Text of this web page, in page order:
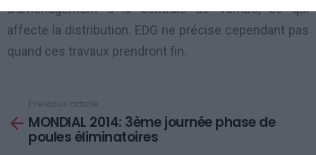
d’aménagement à la centrale de Tombo, ce qui
affecte la distribution. EDG ne précise cependant pas
quand ces travaux prendront fin.
more
Previous article
MONDIAL 2014: 3ème journée phase de
poules éliminatoires